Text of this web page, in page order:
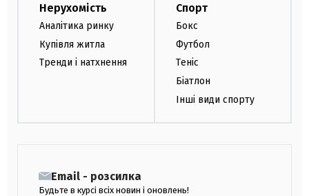
Нерухомість
Аналітика ринку
Купівля житла
Тренди і натхнення
Спорт
Бокс
Футбол
Теніс
Біатлон
Інші види спорту
Email - розсилка
Будьте в курсі всіх новин і оновлень!